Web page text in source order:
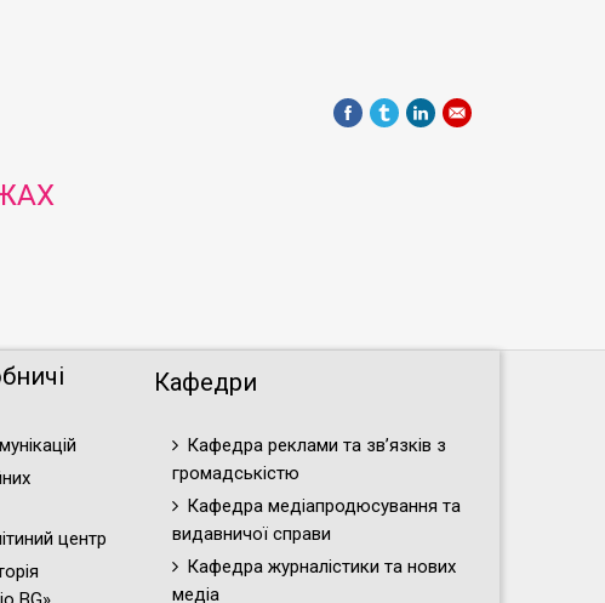
центр
Кафедри
Кафедра реклами та зв’язків з
громадськістю
Кафедра медіапродюсування та
видавничої справи
Кафедра журналістики та нових
медіа